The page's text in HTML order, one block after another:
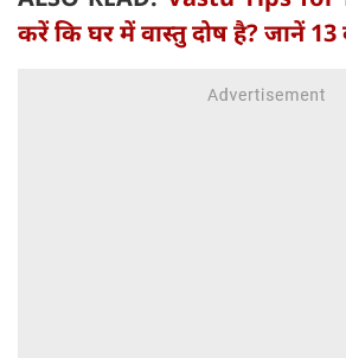
करें कि घर में वास्तु दोष है? जानें